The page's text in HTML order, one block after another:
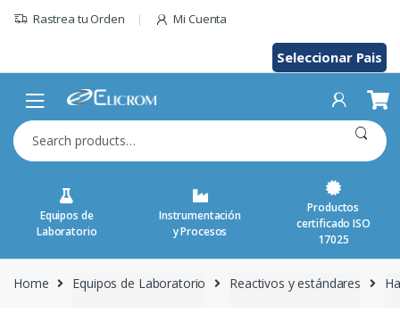
Rastrea tu Orden Mi Cuenta
Seleccionar Pais
Search
for:
Equipos de
Laboratorio
Instrumentación
y Procesos
Productos
certificado ISO
17025
Home Equipos de Laboratorio Reactivos y estándares